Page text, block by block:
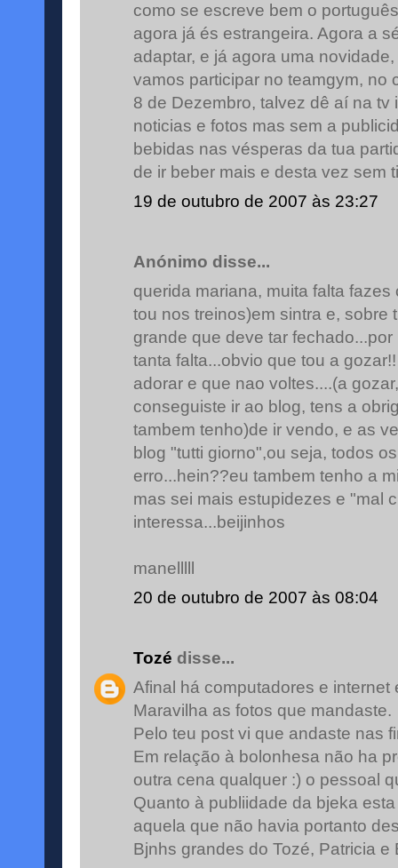
como se escreve bem o
agora já és estrangeira. Agora a
adaptar, e já agora uma
vamos participar no teamgym, no
8 de Dezembro, talvez dê aí na tv
noticias e fotos mas sem a
bebidas nas vésperas da tua
de ir beber mais e desta vez sem
19 de outubro de 2007 às 23:27
Anónimo disse...
querida mariana, muita falta
tou nos treinos)em sintra e, sobre
grande que deve tar
tanta falta...obvio que tou a
adorar e que nao voltes....(a
conseguiste ir ao blog, tens a
tambem tenho)de ir vendo, e as
blog "tutti giorno",ou seja, todos
erro...hein??eu tambem tenho a
mas sei mais estupidezes e "mal
interessa...beijinhos
manelllll
20 de outubro de 2007 às 08:04
Tozé disse...
Afinal há computadores e internet
Maravilha as fotos que mandaste.
Pelo teu post vi que andaste nas
Em relação à bolonhesa não ha
outra cena qualquer :) o pessoal
Quanto à publiidade da bjeka
aquela que não havia portanto
Bjnhs grandes do Tozé, Patricia e